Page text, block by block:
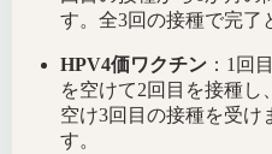
す。全3回の接種で完了
HPV4価ワクチン：1回
を空けて2回目を接種し
空け3回目の接種を受け
す。